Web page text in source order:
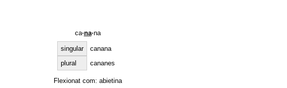
ca·na·na
singular
canana
plural
cananes
Flexionat com: abietina